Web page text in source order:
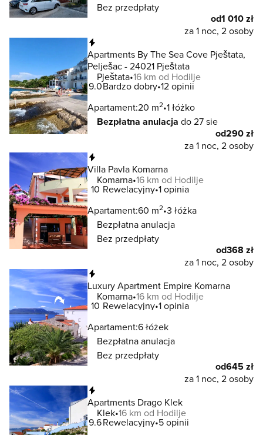
Bez przedpłaty
od1 010 zł
za 1 noc, 2 osoby
Apartments By The Sea Cove Pještata,
Pelješac - 24021 Pještata
Pještata 16 km od Hodilje
9.0Bardzo dobry 12 opinii
Apartament:20 m2 1 łóżko
Bezpłatna anulacja do 27 sie
od290 zł
za 1 noc, 2 osoby
Villa Pavla Komarna
Komarna 16 km od Hodilje
10 Rewelacyjny 1 opinia
Apartament:60 m2 3 łóżka
Bezpłatna anulacja
Bez przedpłaty
od368 zł
za 1 noc, 2 osoby
Luxury Apartment Empire Komarna
Komarna 16 km od Hodilje
10 Rewelacyjny 1 opinia
Apartament:6 łóżek
Bezpłatna anulacja
Bez przedpłaty
od645 zł
za 1 noc, 2 osoby
Apartments Drago Klek
Klek 16 km od Hodilje
9.6Rewelacyjny 5 opinii